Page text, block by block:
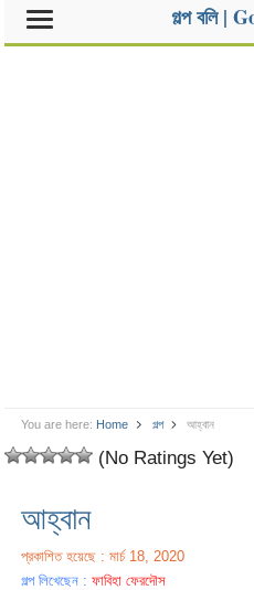
গল্প বলি |
You are here: Home গল্প আহ্বান
(No Ratings Yet)
আহ্বান
প্রকাশিত হয়েছে : মার্চ 18, 2020
গল্প লিখেছেন :ফাবিহা ফেরদৌস